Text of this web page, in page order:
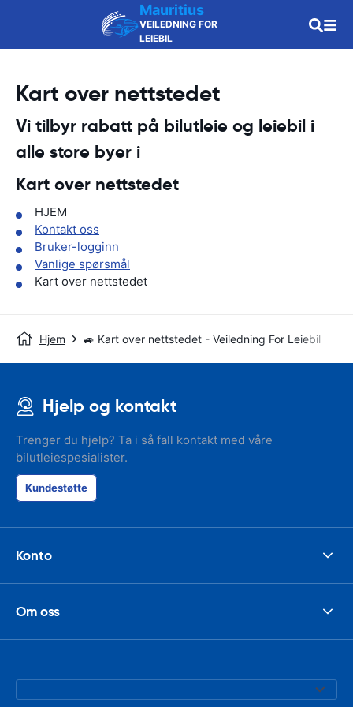
Mauritius
VEILEDNING FOR
LEIEBIL
Kart over nettstedet
Vi tilbyr rabatt på bilutleie og leiebil i
alle store byer i
Kart over nettstedet
HJEM
Kontakt oss
Bruker-logginn
Vanlige spørsmål
Kart over nettstedet
Hjem 🚙 Kart over nettstedet - Veiledning For Leiebil
Hjelp og kontakt
Trenger du hjelp? Ta i så fall kontakt med våre
bilutleiespesialister.
Kundestøtte
Konto
Om oss